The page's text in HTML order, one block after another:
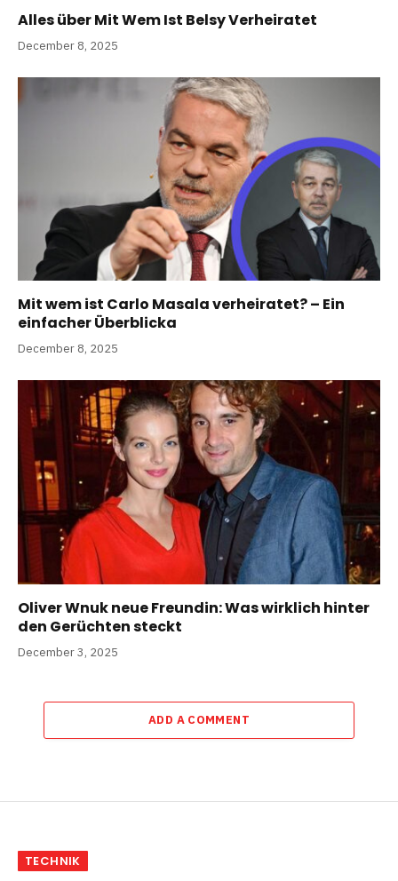
Alles über Mit Wem Ist Belsy Verheiratet
December 8, 2025
Mit wem ist Carlo Masala verheiratet? – Ein
einfacher Überblicka
December 8, 2025
Oliver Wnuk neue Freundin: Was wirklich hinter
den Gerüchten steckt
December 3, 2025
ADD A COMMENT
TECHNIK